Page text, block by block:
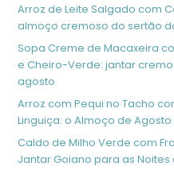
Arroz de Leite Salgado com
almoço cremoso do sertão
Sopa Creme de Macaxeira
e Cheiro-Verde: jantar
agosto
Arroz com Pequi no Tacho
Linguiça: o Almoço de
Caldo de Milho Verde com
Jantar Goiano para as Noites